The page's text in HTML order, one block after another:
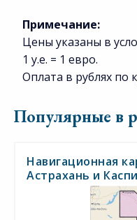
Примечание:
Цены указаны в
1 у.е. = 1 евро.
Оплата в рублях по
Популярные в
Навигационная
Астрахань и